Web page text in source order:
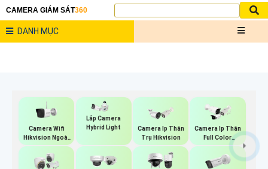
CAMERA GIÁM SÁT360
DANH MỤC
Camera Wifi
Hikvision Ngoài
Trời
Lắp Camera
Hybrid Light
Camera Ip Thân
Trụ Hikvision
Camera Ip Thân
Full Color
Hikvision